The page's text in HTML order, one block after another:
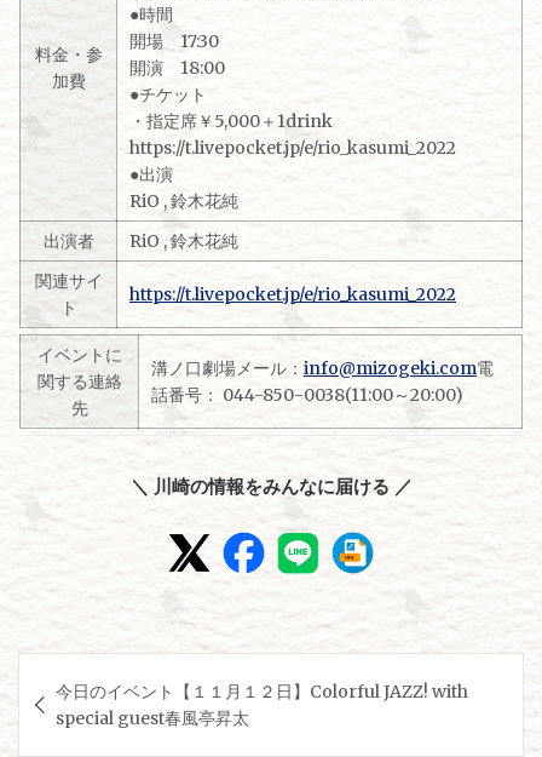
料金・参
加費
●時間
開場 17:30
開演 18:00
●チケット
・指定席￥5,000＋1drink
https://t.livepocket.jp/e/rio_kasumi_2022
●出演
RiO , 鈴木花純
出演者
RiO , 鈴木花純
関連サイ
ト
https://t.livepocket.jp/e/rio_kasumi_2022
イベントに
関する連絡
先
溝ノ口劇場メール： info@mizogeki.com電
話番号： 044-850-0038(11:00～20:00)
＼ 川崎の情報をみんなに届ける ／
稿
ナ
今日のイベント【１１月１２日】Colorful JAZZ! with
special guest春風亭昇太